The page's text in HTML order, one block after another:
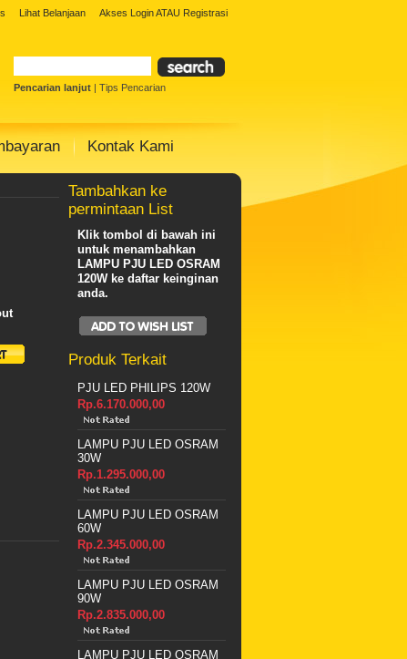
Lihat Belanjaan Akses LoginATAU Registrasi
Pencarian lanjut | Tips Pencarian
Kontak Kami
Tambahkan ke
permintaan List
Klik tombol di bawah ini
untuk menambahkan
LAMPU PJU LED OSRAM
120W ke daftar keinginan
anda.
Produk Terkait
PJU LED PHILIPS 120W
Rp.6.170.000,00
LAMPU PJU LED OSRAM
30W
Rp.1.295.000,00
LAMPU PJU LED OSRAM
60W
Rp.2.345.000,00
LAMPU PJU LED OSRAM
90W
Rp.2.835.000,00
LAMPU PJU LED OSRAM